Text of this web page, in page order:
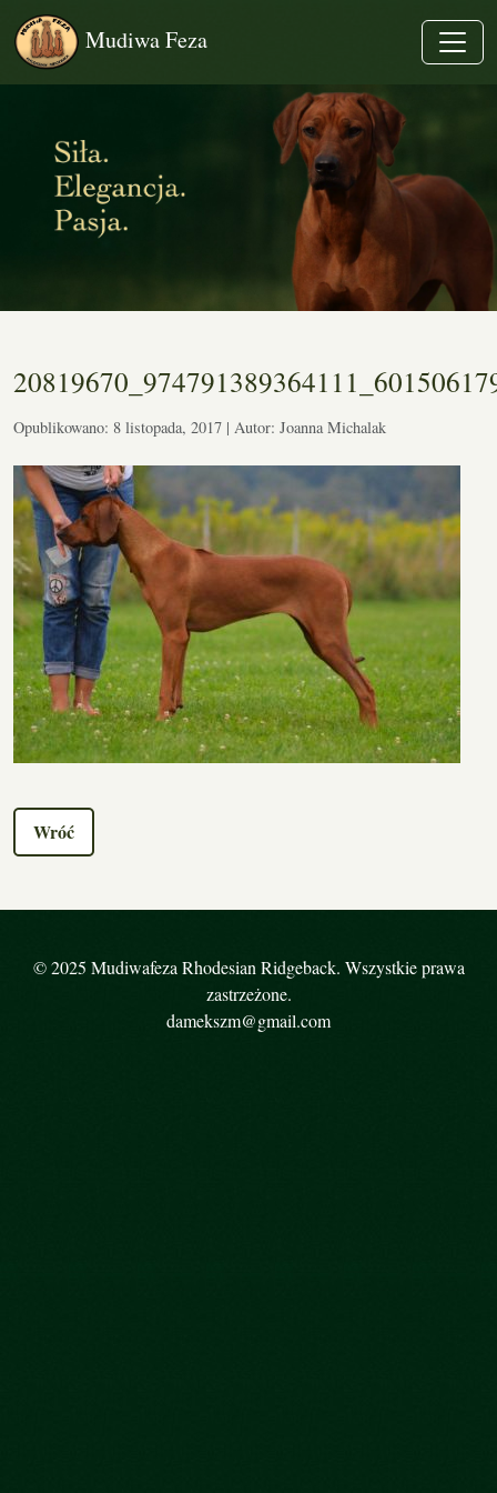
Mudiwa Feza
Opublikowano: 8 listopada, 2017 | Autor: Joanna Michalak
Wróć
© 2025 Mudiwafeza Rhodesian Ridgeback. Wszystkie prawa
zastrzeżone.
damekszm@gmail.com